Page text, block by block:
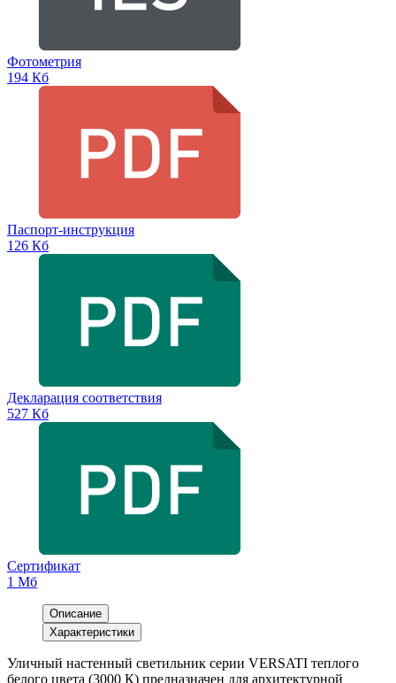
Фотометрия
194 Кб
Паспорт-инструкция
126 Кб
Декларация соответствия
527 Кб
Сертификат
1 Мб
Описание
Характеристики
Уличный настенный светильник серии VERSATI теплого
белого цвета (3000 К) предназначен для архитектурной